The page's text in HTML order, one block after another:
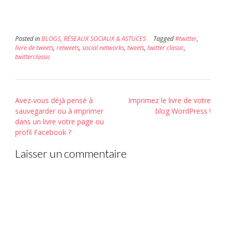
Posted inBLOGS, RÉSEAUX SOCIAUX & ASTUCES Tagged#twitter,
livre de tweets, retweets, social networks, tweets, twitter classic,
twitterclassic
Post
navigation
Avez-vous déjà pensé à
sauvegarder ou à imprimer
dans un livre votre page ou
profil Facebook ?
Imprimez le livre de votre
blog WordPress !
Laisser un commentaire